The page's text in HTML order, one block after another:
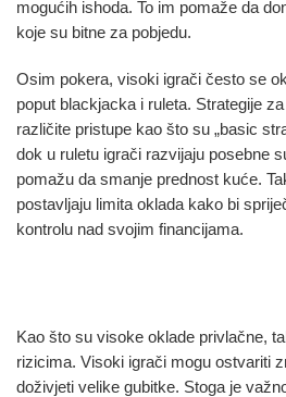
mogućih ishoda. To im pomaže da
koje su bitne za pobjedu.
Osim pokera, visoki igrači često se
poput blackjacka i ruleta. Strategije
različite pristupe kao što su „basic
dok u ruletu igrači razvijaju posebne
pomažu da smanje prednost kuće.
postavljaju limita oklada kako bi
kontrolu nad svojim financijama.
Kao što su visoke oklade privlačne,
rizicima. Visoki igrači mogu ostvariti
doživjeti velike gubitke. Stoga je